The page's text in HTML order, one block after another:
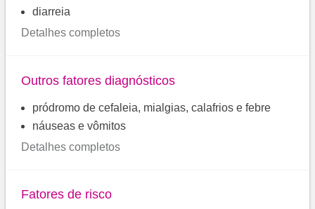
diarreia
Detalhes completos
Outros fatores diagnósticos
pródromo de cefaleia, mialgias, calafrios e febre
náuseas e vômitos
Detalhes completos
Fatores de risco